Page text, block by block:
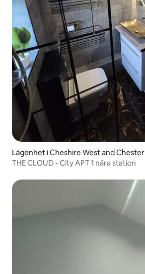
Lägenhet i Cheshire West and Chester
THE CLOUD - City APT 1 nära station